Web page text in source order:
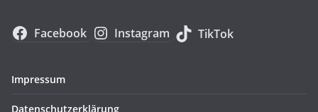
Facebook Instagram TikTok
Impressum
Datenschutzerklärung